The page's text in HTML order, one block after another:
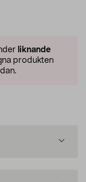
liknande
produkten